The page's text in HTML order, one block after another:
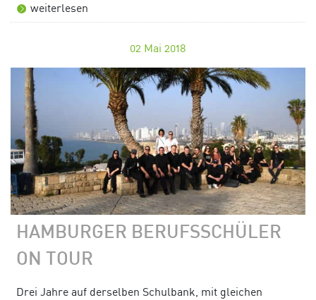
weiterlesen
02 Mai 2018
HAMBURGER BERUFSSCHÜLER
ON TOUR
Drei Jahre auf derselben Schulbank, mit gleichen